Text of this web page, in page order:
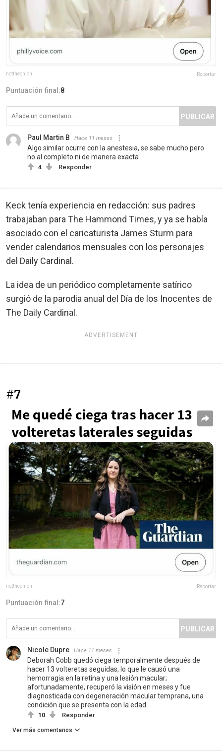
nottheonion Reportar
Puntuación final:8
PUBLICAR
Paul Martin B Hace 11 meses
Algo similar ocurre con la anestesia, se sabe mucho pero
no al completo ni de manera exacta
4 Responder
Keck tenía experiencia en redacción: sus padres
trabajaban para The Hammond Times, y ya se había
asociado con el caricaturista James Sturm para
vender calendarios mensuales con los personajes
del Daily Cardinal.
La idea de un periódico completamente satírico
surgió de la parodia anual del Día de los Inocentes de
The Daily Cardinal.
ADVERTISEMENT
#7
nottheonion Reportar
Puntuación final:7
PUBLICAR
Nicole Dupre Hace 11 meses
Deborah Cobb quedó ciega temporalmente después de
hacer 13 volteretas seguidas, lo que le causó una
hemorragia en la retina y una lesión macular;
afortunadamente, recuperó la visión en meses y fue
diagnosticada con degeneración macular temprana, una
condición que se presenta con la edad.
10 Responder
Ver más comentarios